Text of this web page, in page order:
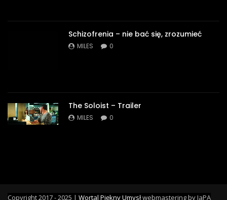
Schizofrenia – nie bać się, zrozumieć
MILES 0
The Soloist – Trailer
MILES 0
Copyright 2017 - 2025 | Wortal Piękny Umysłwebmastering by JaPA